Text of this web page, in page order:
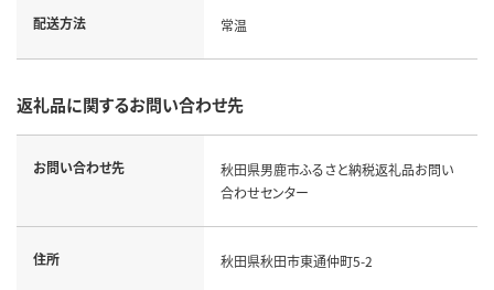
配送方法 常温
返礼品に関するお問い合わせ先
お問い合わせ先
秋田県男鹿市ふるさと納税返礼品お問い
合わせセンター
住所 秋田県秋田市東通仲町5-2